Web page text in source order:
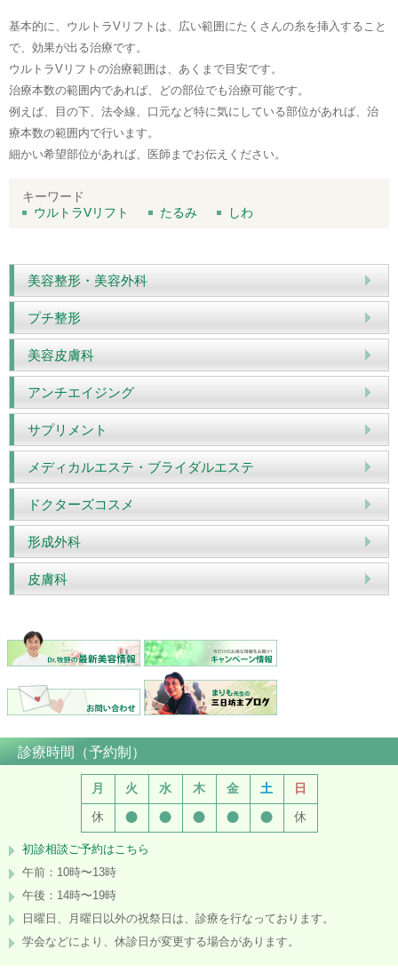
基本的に、ウルトラVリフトは、広い範囲にたくさんの糸を挿入すること
で、効果が出る治療です。
ウルトラVリフトの治療範囲は、あくまで目安です。
治療本数の範囲内であれば、どの部位でも治療可能です。
例えば、目の下、法令線、口元など特に気にしている部位があれば、治
療本数の範囲内で行います。
細かい希望部位があれば、医師までお伝えください。
キーワード
ウルトラVリフト
たるみ しわ
美容整形・美容外科
プチ整形
美容皮膚科
アンチエイジング
サプリメント
メディカルエステ・ブライダルエステ
ドクターズコスメ
形成外科
皮膚科
診療時間（予約制）
月 火 水 木 金 土
日
休
● ● ● ● ● 休
初診相談ご予約はこちら
午前：10時〜13時
午後：14時〜19時
日曜日、月曜日以外の祝祭日は、診療を行なっております。
学会などにより、休診日が変更する場合があります。